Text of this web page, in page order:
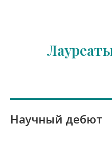
Научный дебют